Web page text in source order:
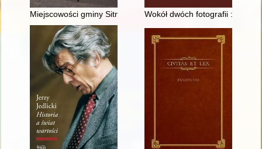
Miejscowości gminy Sitno - historia i zabytkiWokół dwóch fotografii :